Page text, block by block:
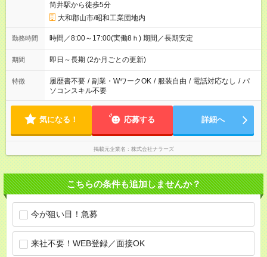
筒井駅から徒歩5分
大和郡山市/昭和工業団地内
勤務時間 時間／8:00～17:00(実働8ｈ) 期間／長期安定
期間 即日～長期 (2か月ごとの更新)
特徴 履歴書不要 / 副業・WワークOK / 服装自由 / 電話対応なし / パ
ソコンスキル不要
気になる！ 応募する 詳細へ
掲載元企業名 株式会社ナラーズ
こちらの条件も追加しませんか？
今が狙い目！急募
来社不要！WEB登録／面接OK